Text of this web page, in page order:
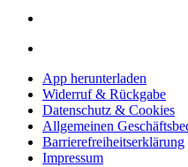
App herunterladen
Widerruf & Rückgabe
Datenschutz & Cookies
Allgemeinen
Barrierefreiheitserklärung
Impressum